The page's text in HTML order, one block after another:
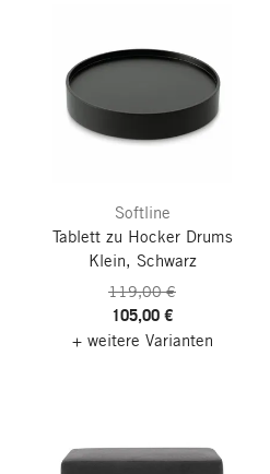
Softline
Tablett zu Hocker Drums
Klein, Schwarz
119,00 €
105,00 €
+ weitere Varianten